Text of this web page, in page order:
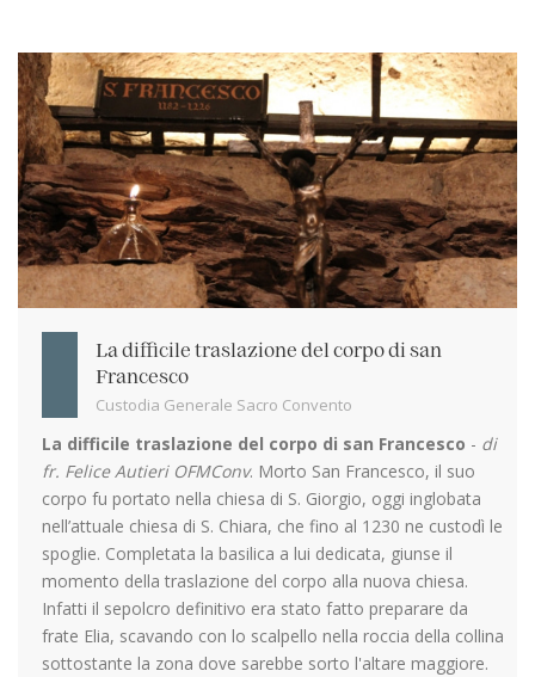
La difficile traslazione del corpo di san
Francesco
Custodia Generale Sacro Convento
La difficile traslazione del corpo di san Francesco - di
fr. Felice Autieri OFMConv. Morto San Francesco, il suo
corpo fu portato nella chiesa di S. Giorgio, oggi inglobata
nell’attuale chiesa di S. Chiara, che fino al 1230 ne custodì le
spoglie. Completata la basilica a lui dedicata, giunse il
momento della traslazione del corpo alla nuova chiesa.
Infatti il sepolcro definitivo era stato fatto preparare da
frate Elia, scavando con lo scalpello nella roccia della collina
sottostante la zona dove sarebbe sorto l'altare maggiore.